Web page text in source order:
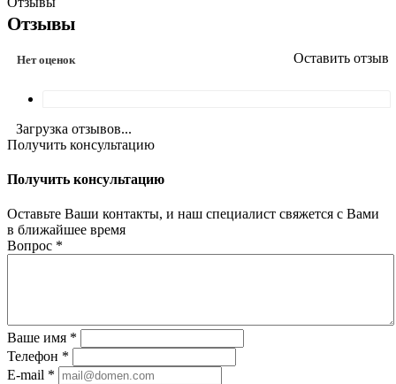
Отзывы
Нет оценок Оставить отзыв
Загрузка отзывов...
Получить консультацию
Получить консультацию
Оставьте Ваши контакты, и наш специалист свяжется с Вами
в ближайшее время
Вопрос *
Ваше имя *
Телефон *
E-mail *